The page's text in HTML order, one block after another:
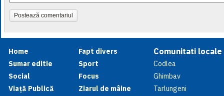
Postează comentariul
Home
Sumar editie
Social
Viață Publică
Fapt divers
Sport
Focus
Ziarul de mâine
Comunitati locale
Codlea
Ghimbav
Tarlungeni